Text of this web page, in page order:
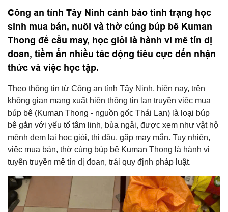
Công an tỉnh Tây Ninh cảnh báo tình trạng học
sinh mua bán, nuôi và thờ cúng búp bê Kuman
Thong để cầu may, học giỏi là hành vi mê tín dị
đoan, tiềm ẩn nhiều tác động tiêu cực đến nhận
thức và việc học tập.
Theo thông tin từ Công an tỉnh Tây Ninh, hiện nay, trên
không gian mạng xuất hiện thông tin lan truyền việc mua
búp bê (Kuman Thong - nguồn gốc Thái Lan) là loại búp
bê gắn với yếu tố tâm linh, bùa ngải, được xem như vật hộ
mệnh đem lại học giỏi, thi đậu, gặp may mắn. Tuy nhiên,
việc mua bán, thờ cúng búp bê Kuman Thong là hành vi
tuyên truyền mê tín dị đoan, trái quy định pháp luật.